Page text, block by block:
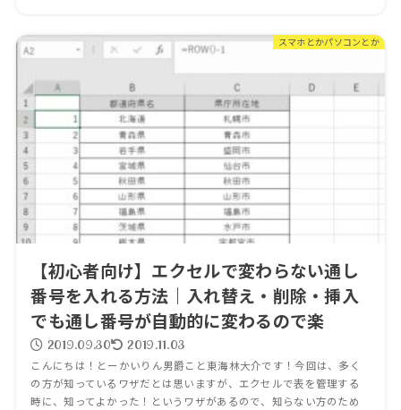
スマホとかパソコンとか
【初心者向け】エクセルで変わらない通し
番号を入れる方法｜入れ替え・削除・挿入
でも通し番号が自動的に変わるので楽
2019.09.30 2019.11.03
こんにちは！とーかいりん男爵こと東海林大介です！今回は、多く
の方が知っているワザだとは思いますが、エクセルで表を管理する
時に、知ってよかった！というワザがあるので、知らない方のため